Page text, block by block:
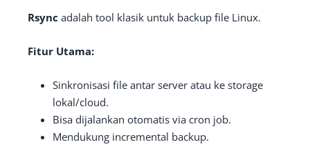
Rsync adalah tool klasik untuk backup file Linux.
Fitur Utama:
Sinkronisasi file antar server atau ke storage
lokal/cloud.
Bisa dijalankan otomatis via cron job.
Mendukung incremental backup.